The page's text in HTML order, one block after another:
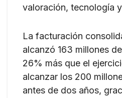
valoración, tecnología
La facturación
alcanzó 163 millones
26% más que el
alcanzar los 200
antes de dos años,